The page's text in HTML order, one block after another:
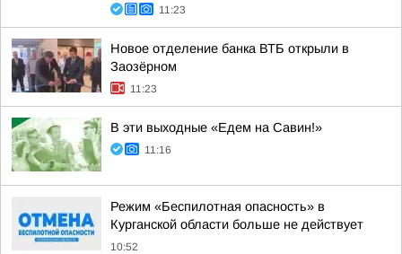
11:23
Новое отделение банка ВТБ открыли в
Заозёрном
11:23
В эти выходные «Едем на Савин!»
11:16
Режим «Беспилотная опасность» в
Курганской области больше не действует
10:52